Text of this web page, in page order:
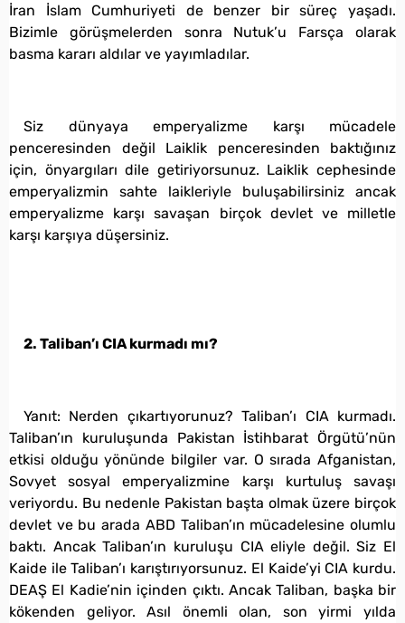
İran İslam Cumhuriyeti de benzer bir süreç yaşadı.
Bizimle görüşmelerden sonra Nutuk’u Farsça olarak
basma kararı aldılar ve yayımladılar.
Siz dünyaya emperyalizme karşı mücadele
penceresinden değil Laiklik penceresinden baktığınız
için, önyargıları dile getiriyorsunuz. Laiklik cephesinde
emperyalizmin sahte laikleriyle buluşabilirsiniz ancak
emperyalizme karşı savaşan birçok devlet ve milletle
karşı karşıya düşersiniz.
2. Taliban’ı CIA kurmadı mı?
Yanıt: Nerden çıkartıyorunuz? Taliban’ı CIA kurmadı.
Taliban’ın kuruluşunda Pakistan İstihbarat Örgütü’nün
etkisi olduğu yönünde bilgiler var. O sırada Afganistan,
Sovyet sosyal emperyalizmine karşı kurtuluş savaşı
veriyordu. Bu nedenle Pakistan başta olmak üzere birçok
devlet ve bu arada ABD Taliban’ın mücadelesine olumlu
baktı. Ancak Taliban’ın kuruluşu CIA eliyle değil. Siz El
Kaide ile Taliban’ı karıştırıyorsunuz. El Kaide’yi CIA kurdu.
DEAŞ El Kadie’nin içinden çıktı. Ancak Taliban, başka bir
kökenden geliyor. Asıl önemli olan, son yirmi yılda